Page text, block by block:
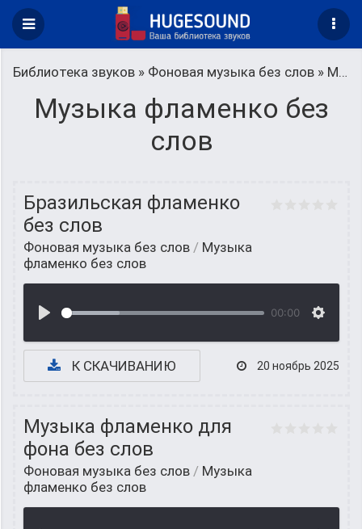
Библиотека звуков » Фоновая музыка без слов » Музыка фламенко без слов
Музыка фламенко без
слов
Бразильская фламенко
без слов
Фоновая музыка без слов / Музыка
фламенко без слов
00:00
К СКАЧИВАНИЮ 20 ноябрь 2025
Музыка фламенко для
фона без слов
Фоновая музыка без слов / Музыка
фламенко без слов